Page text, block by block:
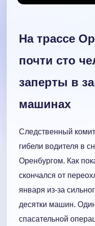
На трассе
почти сто
заперты в
машинах
Следственный
гибели водителя в
Оренбургом. Как
скончался от
января из-за
десятки машин.
спасательной